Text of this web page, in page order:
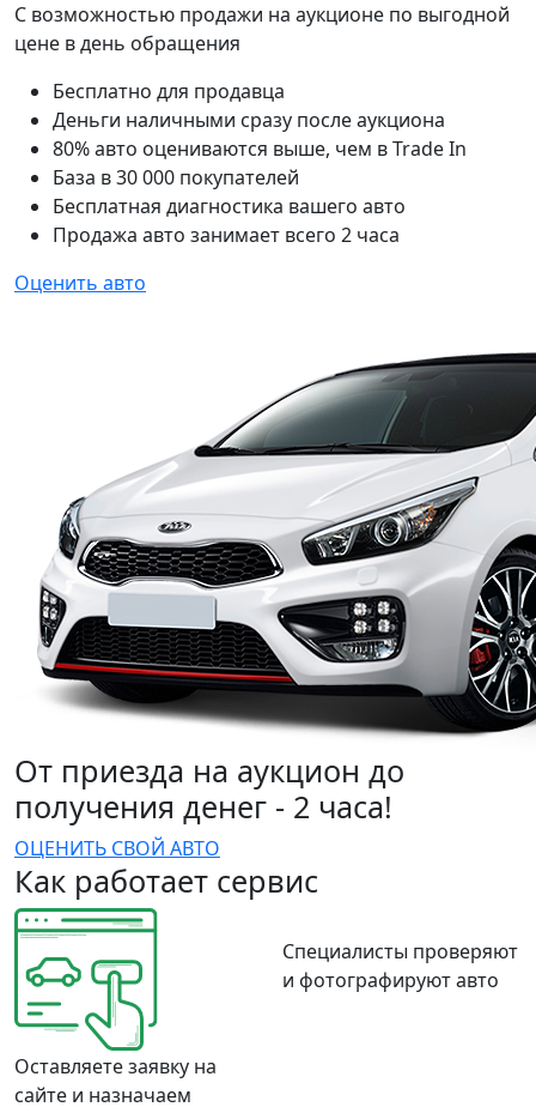
С возможностью продажи на аукционе по выгодной
цене в день обращения
Бесплатно для продавца
Деньги наличными сразу после аукциона
80% авто оцениваются выше, чем в Trade In
База в 30 000 покупателей
Бесплатная диагностика вашего авто
Продажа авто занимает всего 2 часа
Оценить авто
От приезда на аукцион до
получения денег - 2 часа!
ОЦЕНИТЬ СВОЙ АВТО
Как работает сервис
Оставляете заявку на
сайте и назначаем
Специалисты проверяют
и фотографируют авто